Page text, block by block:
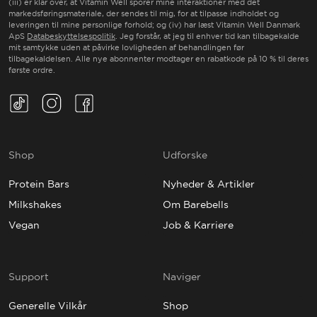
Shop
Protein Bars
Milkshakes
Vegan
Udforske
Nyheder & Artikler
Om Barebells
Job & Karriere
Support
Generelle Vilkår
Naviger
Shop
markedsføringsmateriale, der sendes til mig, for at tilpasse indholdet og
leveringen til mine personlige forhold; og (iv) har læst Vitamin Well Danmark
ApS Databeskyttelsespolitik . Jeg forstår, at jeg til enhver tid kan tilbagekalde
mit samtykke uden at påvirke lovligheden af behandlingen før
tilbagekaldelsen. Alle nye abonnenter modtager en rabatkode på 10 % til deres
første ordre.
TikTok(Opens in a new tab)
Instagram(Opens in a new tab)
Facebook(Opens in a new tab)